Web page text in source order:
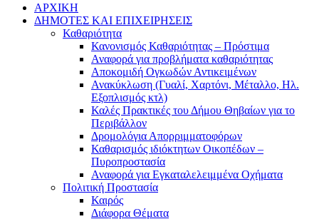
ΑΡΧΙΚΗ
ΔΗΜΟΤΕΣ ΚΑΙ ΕΠΙΧΕΙΡΗΣΕΙΣ
Καθαριότητα
Κανονισμός Καθαριότητας – Πρόστιμα
Αναφορά για προβλήματα καθαριότητας
Αποκομιδή Ογκωδών Αντικειμένων
Ανακύκλωση (Γυαλί, Χαρτόνι, Μέταλλο, Ηλ.
Εξοπλισμός κτλ)
Καλές Πρακτικές του Δήμου Θηβαίων για το
Περιβάλλον
Δρομολόγια Απορριμματοφόρων
Καθαρισμός ιδιόκτητων Οικοπέδων –
Πυροπροστασία
Αναφορά για Εγκαταλελειμμένα Οχήματα
Πολιτική Προστασία
Καιρός
Διάφορα Θέματα